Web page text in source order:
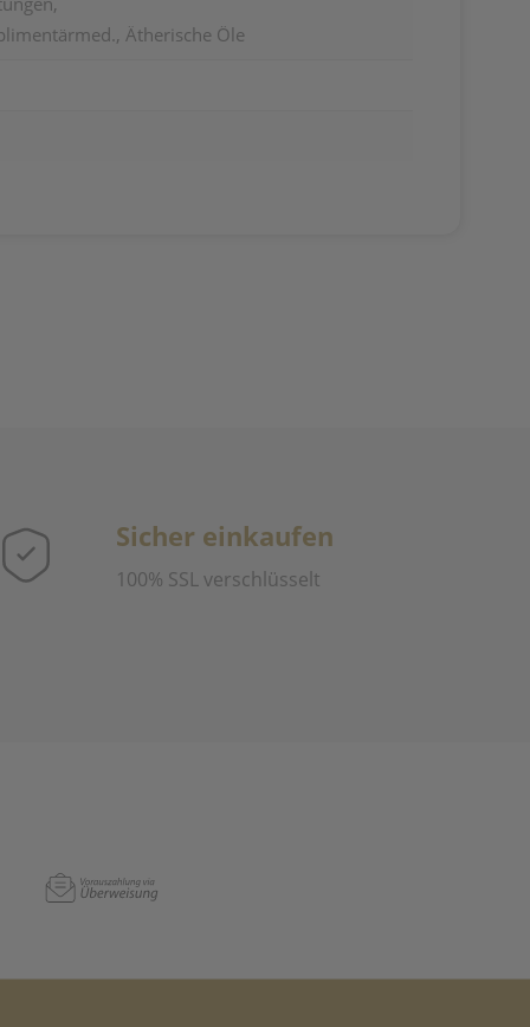
Ätherische Öle
Sicher einkaufen
100% SSL verschlüsselt